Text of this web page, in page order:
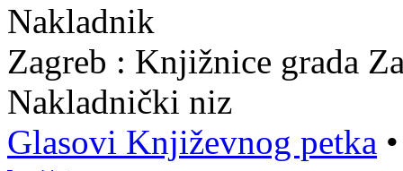
Nakladnik
Zagreb : Knjižnice grada
Nakladnički niz
Glasovi Književnog petka